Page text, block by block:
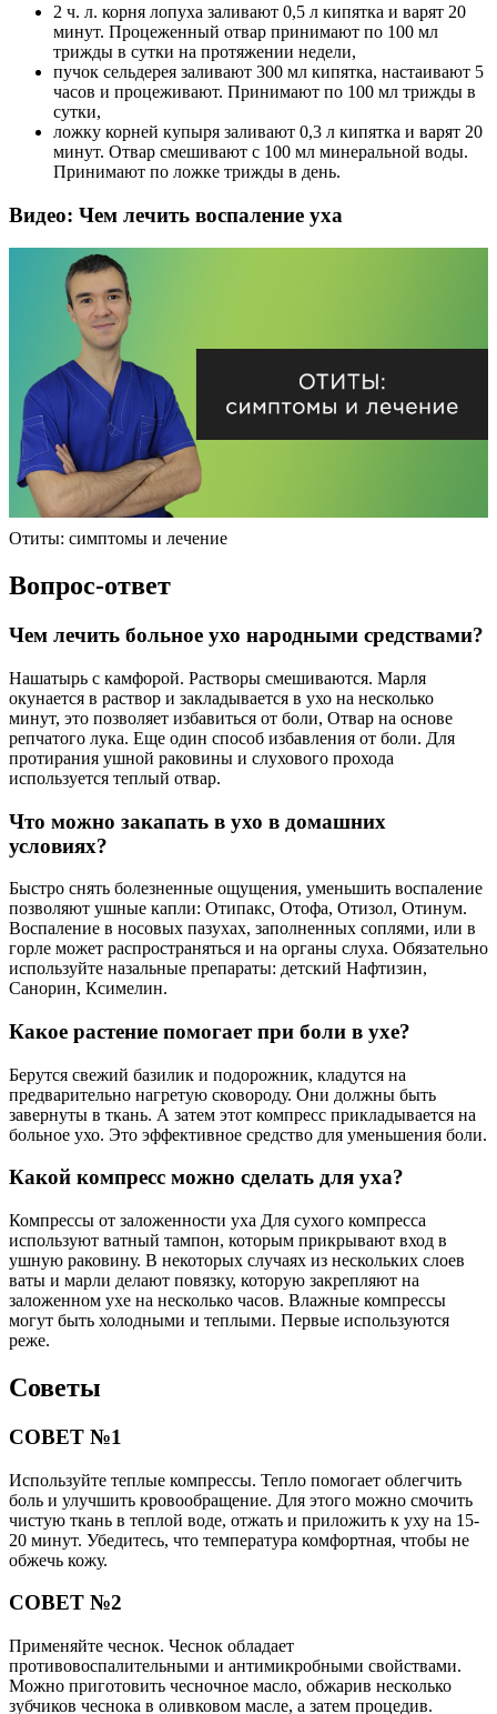
2 ч. л. корня лопуха заливают 0,5 л кипятка и варят 20
минут. Процеженный отвар принимают по 100 мл
трижды в сутки на протяжении недели,
пучок сельдерея заливают 300 мл кипятка, настаивают 5
часов и процеживают. Принимают по 100 мл трижды в
сутки,
ложку корней купыря заливают 0,3 л кипятка и варят 20
минут. Отвар смешивают с 100 мл минеральной воды.
Принимают по ложке трижды в день.
Видео: Чем лечить воспаление уха
Отиты: симптомы и лечение
Вопрос-ответ
Чем лечить больное ухо народными средствами?
Нашатырь с камфорой. Растворы смешиваются. Марля
окунается в раствор и закладывается в ухо на несколько
минут, это позволяет избавиться от боли, Отвар на основе
репчатого лука. Еще один способ избавления от боли. Для
протирания ушной раковины и слухового прохода
используется теплый отвар.
Что можно закапать в ухо в домашних
условиях?
Быстро снять болезненные ощущения, уменьшить воспаление
позволяют ушные капли: Отипакс, Отофа, Отизол, Отинум.
Воспаление в носовых пазухах, заполненных соплями, или в
горле может распространяться и на органы слуха. Обязательно
используйте назальные препараты: детский Нафтизин,
Санорин, Ксимелин.
Какое растение помогает при боли в ухе?
Берутся свежий базилик и подорожник, кладутся на
предварительно нагретую сковороду. Они должны быть
завернуты в ткань. А затем этот компресс прикладывается на
больное ухо. Это эффективное средство для уменьшения боли.
Какой компресс можно сделать для уха?
Компрессы от заложенности уха Для сухого компресса
используют ватный тампон, которым прикрывают вход в
ушную раковину. В некоторых случаях из нескольких слоев
ваты и марли делают повязку, которую закрепляют на
заложенном ухе на несколько часов. Влажные компрессы
могут быть холодными и теплыми. Первые используются
реже.
Советы
СОВЕТ №1
Используйте теплые компрессы. Тепло помогает облегчить
боль и улучшить кровообращение. Для этого можно смочить
чистую ткань в теплой воде, отжать и приложить к уху на 15-
20 минут. Убедитесь, что температура комфортная, чтобы не
обжечь кожу.
СОВЕТ №2
Применяйте чеснок. Чеснок обладает
противовоспалительными и антимикробными свойствами.
Можно приготовить чесночное масло, обжарив несколько
зубчиков чеснока в оливковом масле, а затем процедив.